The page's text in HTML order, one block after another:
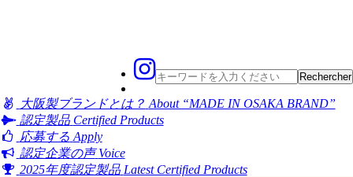
大阪製ブランドとは？ About “MADE IN OSAKA BRAND”
認定製品 Certified Products
応募する Apply
認定企業の声 Voice
2025年度認定製品 Latest Certified Products